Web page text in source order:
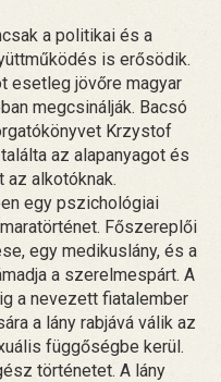
a politikai és a
is erősödik.
esetleg jövőre magyar
megcsinálják. Bacsó
Krzystof
az alapanyagot és
alkotóknak.
egy pszichológiai
Főszereplői
egy medikuslány, és a
a szerelmespárt. A
a nevezett fiatalember
a lány rabjává válik az
függőségbe kerül.
történetet. A lány